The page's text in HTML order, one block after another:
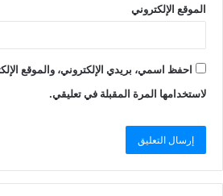
الموقع الإلكتروني
احفظ اسمي، بريدي الإلكتروني، والموقع
لاستخدامها المرة المقبلة في تعليقي.